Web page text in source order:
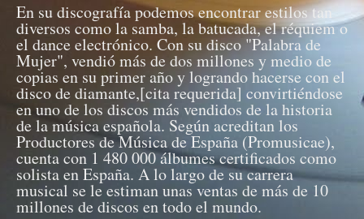
En su discografía podemos encontrar estilos tan
diversos como la samba, la batucada, el réquiem o
el dance electrónico. Con su disco "Palabra de
Mujer", vendió más de dos millones y medio de
copias en su primer año y logrando hacerse con el
disco de diamante,[cita requerida] convirtiéndose
en uno de los discos más vendidos de la historia
de la música española. Según acreditan los
Productores de Música de España (Promusicae),
cuenta con 1 480 000 álbumes certificados como
solista en España. A lo largo de su carrera
musical se le estiman unas ventas de más de 10
millones de discos en todo el mundo.